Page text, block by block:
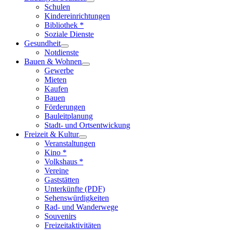
Schulen
Kindereinrichtungen
Bibliothek *
Soziale Dienste
Gesundheit
Notdienste
Bauen & Wohnen
Gewerbe
Mieten
Kaufen
Bauen
Förderungen
Bauleitplanung
Stadt- und Ortsentwickung
Freizeit & Kultur
Veranstaltungen
Kino *
Volkshaus *
Vereine
Gaststätten
Unterkünfte (PDF)
Sehenswürdigkeiten
Rad- und Wanderwege
Souvenirs
Freizeitaktivitäten